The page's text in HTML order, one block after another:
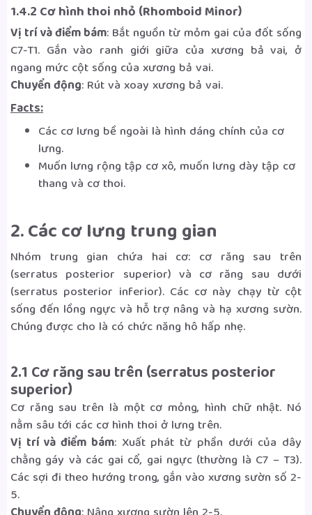
1.4.2 Cơ hình thoi nhỏ (Rhomboid Minor)
Vị trí và điểm bám: Bắt nguồn từ mỏm gai của đốt sống
C7-T1. Gắn vào ranh giới giữa của xương bả vai, ở
ngang mức cột sống của xương bả vai.
Chuyển động: Rút và xoay xương bả vai.
Facts:
Các cơ lưng bề ngoài là hình dáng chính của cơ
lưng.
Muốn lưng rộng tập cơ xô, muốn lưng dày tập cơ
thang và cơ thoi.
2. Các cơ lưng trung gian
Nhóm trung gian chứa hai cơ: cơ răng sau trên
(serratus posterior superior) và cơ răng sau dưới
(serratus posterior inferior). Các cơ này chạy từ cột
sống đến lồng ngực và hỗ trợ nâng và hạ xương sườn.
Chúng được cho là có chức năng hô hấp nhẹ.
2.1 Cơ răng sau trên (serratus posterior
superior)
Cơ răng sau trên là một cơ mỏng, hình chữ nhật. Nó
nằm sâu tới các cơ hình thoi ở lưng trên.
Vị trí và điểm bám: Xuất phát từ phần dưới của dây
chằng gáy và các gai cổ, gai ngực (thường là C7 – T3).
Các sợi đi theo hướng trong, gắn vào xương sườn số 2-
5.